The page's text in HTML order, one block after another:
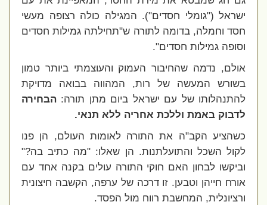
ישראל ("גומלי חסדים"). המגילה כולה רצופה מעשי
חסד וחמלה, בדומה לתורה ש"תחילתה גמילות חסדים
וסופה גמילות חסדים".
אולם, נדמה שהחיבור העמוק והעוצמתי ביותר טמון
בשורש המעשה של רות, המהווה בבואה מדויקת
להתנהלותו של עם ישראל ביום מתן תורה: הבחירה
לדבוק באמת וללכת אחריה ללא תנאי.
כשהציע הקב"ה את התורה לאומות העולם, הן פנו
לקול השכל והתועלתנות. הן שאלו: "מה כתיב בה?"
וביקשו לבחון האם חוקי התורה עולים בקנה אחד עם
אורח חייהן וטבען. זו דרכה של ערפה, הקשבה חיצונית
ורציונלית, המחשבת רווח מול הפסד.